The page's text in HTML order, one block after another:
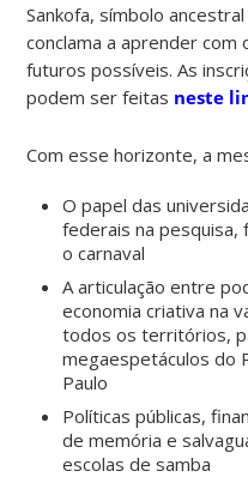
Sankofa, símbolo
conclama a aprender
futuros possíveis. As
podem ser feitas neste
Com esse horizonte, a
O papel das
federais na pesquisa,
o carnaval
A articulação entre
economia criativa na
todos os territórios,
megaespetáculos do
Paulo
Políticas públicas,
de memória e
escolas de samba